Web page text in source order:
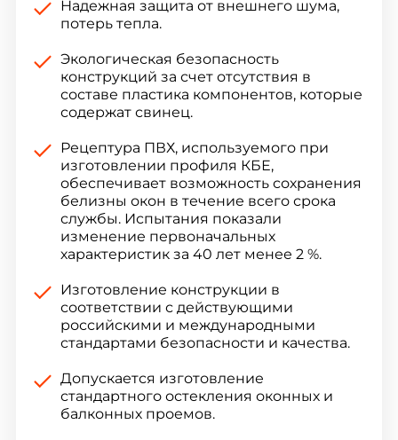
Надежная защита от внешнего шума,
потерь тепла.
Экологическая безопасность
конструкций за счет отсутствия в
составе пластика компонентов, которые
содержат свинец.
Рецептура ПВХ, используемого при
изготовлении профиля КБЕ,
обеспечивает возможность сохранения
белизны окон в течение всего срока
службы. Испытания показали
изменение первоначальных
характеристик за 40 лет менее 2 %.
Изготовление конструкции в
соответствии с действующими
российскими и международными
стандартами безопасности и качества.
Допускается изготовление
стандартного остекления оконных и
балконных проемов.